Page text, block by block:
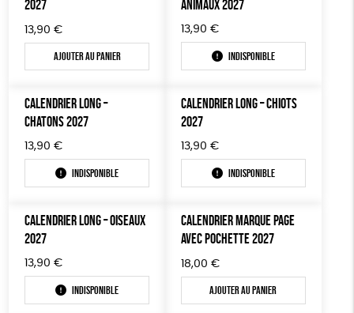
2027
13,90 €
Ajouter au panier
ANIMAUX 2027
13,90 €
Indisponible
CALENDRIER LONG –
CHATONS 2027
13,90 €
Indisponible
CALENDRIER LONG – CHIOTS
2027
13,90 €
Indisponible
CALENDRIER LONG – OISEAUX
2027
13,90 €
Indisponible
CALENDRIER MARQUE PAGE
AVEC POCHETTE 2027
18,00 €
Ajouter au panier